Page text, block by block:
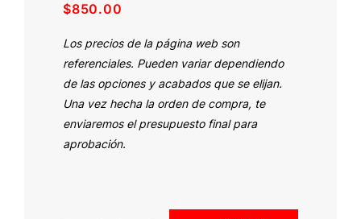
$850.00
Los precios de la página web son
referenciales. Pueden variar dependiendo
de las opciones y acabados que se elijan.
Una vez hecha la orden de compra, te
enviaremos el presupuesto final para
aprobación.